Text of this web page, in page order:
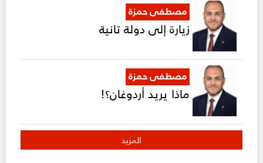
مصطفى حمزة
زيارة إلى دولة تانية
مصطفى حمزة
ماذا يريد أردوغان؟!
المزيد